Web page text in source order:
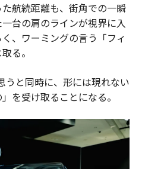
航続距離も、街角での一瞬
台の肩のラインが視界に入
、ワーミングの言う「フィ
る。
うと同時に、形には現れない
を受け取ることになる。